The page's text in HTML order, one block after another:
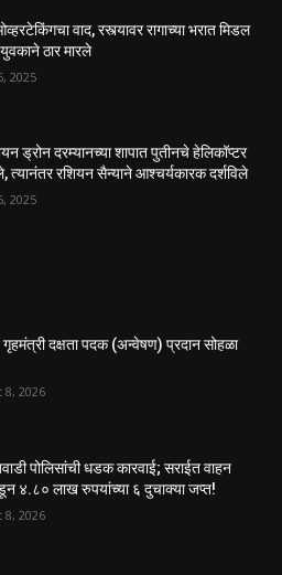
वाद, रस्त्यावर रागाच्या भरात मिडल
ठार मारले
2025
ड्रोन दरम्यानच्या शापात पुतीनचे हेलिकॉप्टर
रशियन सैन्याने आश्चर्यकारक दर्शविले
2025
दक्षता पदक (अन्वेषण) प्रदान सोहळा
8, 2026
पोलिसांची धडक कारवाई; सराईत वाहन
४.८० लाख रुपयांच्या ६ दुचाक्या जप्त!
8, 2026